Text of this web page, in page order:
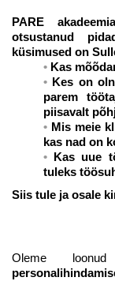
PARE
otsustanud
küsimused on
Kas
Kes on
parem
piisavalt
Mis meie
kas nad on
Kas uue
tuleks
Siis tule ja osale
Oleme